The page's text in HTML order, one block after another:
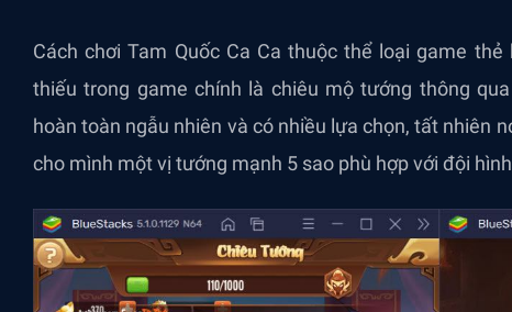
Cách chơi Tam Quốc Ca Ca thuộc thể loại game
thiếu trong game chính là chiêu mộ tướng thông
hoàn toàn ngẫu nhiên và có nhiều lựa chọn, tất nhiên
cho mình một vị tướng mạnh 5 sao phù hợp với đội